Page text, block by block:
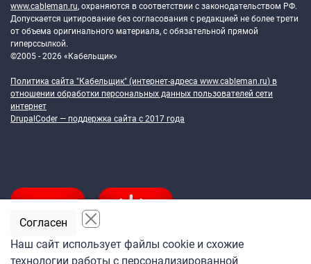
www.cableman.ru, охраняются в соответствии с законодательством РФ.
Допускается цитирование без согласования с редакцией не более трети
от объема оригинального материала, с обязательной прямой
гиперссылкой.
©2005 - 2026 «Кабельщик»
Политика сайта "Кабельщик" (интернет-адреса www.cableman.ru) в
отношении обработки персональных данных пользователей сети
интернет
DrupalCoder — поддержка сайта c 2017 года
Наш сайт использует файлы cookie и схожие
технологии работы с персонализированной
Согласен